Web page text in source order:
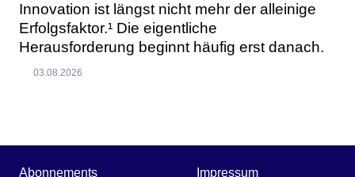
Innovation ist längst nicht mehr der alleinige
Erfolgsfaktor.¹ Die eigentliche
Herausforderung beginnt häufig erst danach.
03.08.2026
Abonnements Impressum